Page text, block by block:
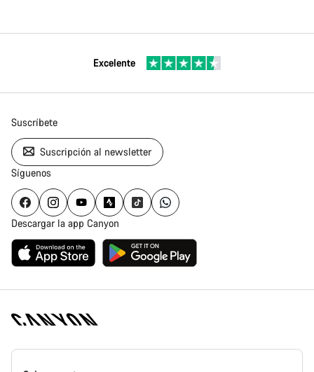
Excelente
Suscríbete
Suscripción al newsletter
Síguenos
Descargar la app Canyon
Canyon
Homepage